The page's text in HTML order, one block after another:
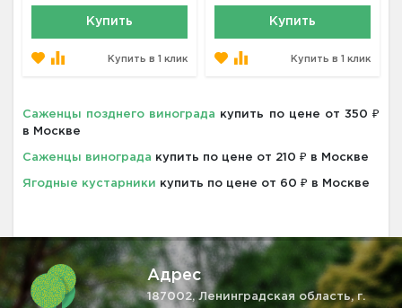
Купить
Купить в 1 клик
Купить
Купить в 1 клик
Саженцы позднего винограда
купить по цене от 350 ₽
в Москве
Саженцы винограда купить по цене от 210 ₽ в Москве
Ягодные кустарники купить по цене от 60 ₽ в Москве
Адрес
187002, Ленинградская область, г.